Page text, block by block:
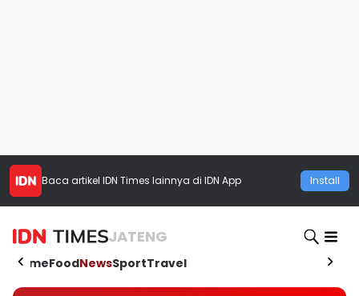
Baca artikel IDN Times lainnya di IDN App Install
JATENG
HomeFoodNewsSportTravel